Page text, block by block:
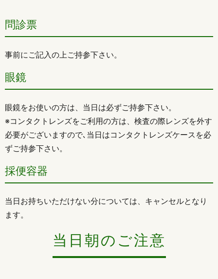
問診票
事前にご記入の上ご持参下さい。
眼鏡
眼鏡をお使いの方は、当日は必ずご持参下さい。
※コンタクトレンズをご利用の方は、検査の際レンズを外す
必要がございますので､当日はコンタクトレンズケースを必
ずご持参下さい。
採便容器
当日お持ちいただけない分については、キャンセルとなり
ます。
当日朝のご注意